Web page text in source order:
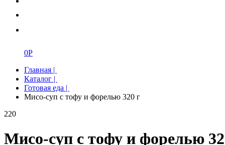
0Р
Главная |
Каталог |
Готовая еда |
Мисо-суп с тофу и форелью 320 г
220
Мисо-суп с тофу и форелью